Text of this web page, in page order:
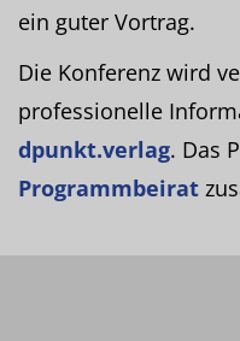
ein guter Vortrag.
Die Konferenz wird
professionelle
dpunkt.verlag. Das
Programmbeirat